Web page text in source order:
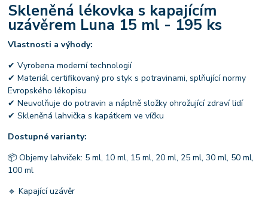
Skleněná lékovka s kapajícím
uzávěrem Luna 15 ml - 195 ks
Vlastnosti a výhody:
✔ Vyrobena moderní technologií
✔ Materiál certifikovaný pro styk s potravinami, splňující normy
Evropského lékopisu
✔ Neuvolňuje do potravin a náplně složky ohrožující zdraví lidí
✔ Skleněná lahvička s kapátkem ve víčku
Dostupné varianty:
📦 Objemy lahviček: 5 ml, 10 ml, 15 ml, 20 ml, 25 ml, 30 ml, 50 ml,
100 ml
🔹 Kapající uzávěr